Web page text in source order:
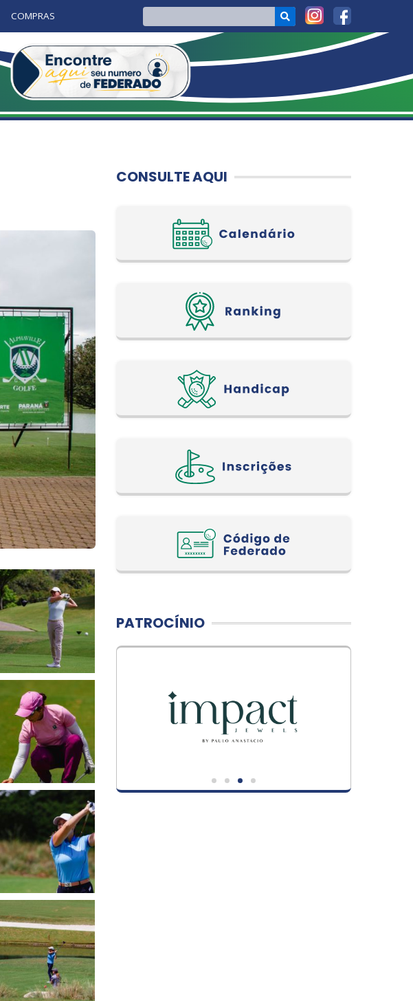
COMPRAS
CONSULTE AQUI
PATROCÍNIO